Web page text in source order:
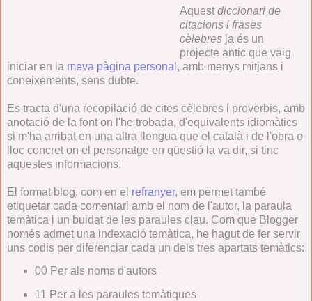
Aquest diccionari de
citacions i frases
cèlebres ja és un
projecte antic que vaig
iniciar en la meva pàgina personal , amb menys mitjans i
coneixements, sens dubte.
Es tracta d'una recopilació de cites cèlebres i proverbis, amb
anotació de la font on l'he trobada, d'equivalents idiomàtics
si m'ha arribat en una altra llengua que el català i de l'obra o
lloc concret on el personatge en qüestió la va dir, si tinc
aquestes informacions.
El format blog, com en el refranyer, em permet també
etiquetar cada comentari amb el nom de l'autor, la paraula
temàtica i un buidat de les paraules clau. Com que Blogger
només admet una indexació temàtica, he hagut de fer servir
uns codis per diferenciar cada un dels tres apartats temàtics:
00 Per als noms d'autors
11 Per a les paraules temàtiques